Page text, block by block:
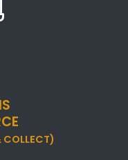
COLLECT)